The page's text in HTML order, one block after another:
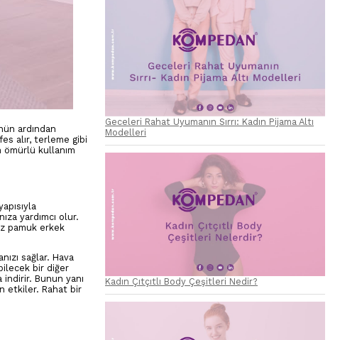
ardından
alır, terleme gibi
kullanım
yardımcı olur.
pamuk erkek
sağlar. Hava
bir diğer
Bunun yanı
etkiler. Rahat bir
Geceleri Rahat Uyumanın Sırrı: Kadın Pijama Altı
Modelleri
Kadın Çıtçıtlı Body Çeşitleri Nedir?